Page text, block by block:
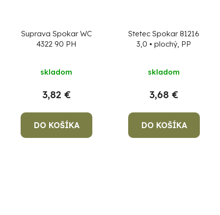
Suprava Spokar WC
4322 90 PH
skladom
3,82 €
DO KOŠÍKA
Stetec Spokar 81216
3,0 • plochý, PP
skladom
3,68 €
DO KOŠÍKA